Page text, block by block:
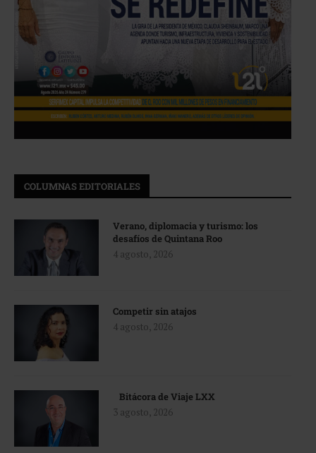
COLUMNAS EDITORIALES
Verano, diplomacia y turismo: los
desafíos de Quintana Roo
4 agosto, 2026
Competir sin atajos
4 agosto, 2026
Bitácora de Viaje LXX
3 agosto, 2026